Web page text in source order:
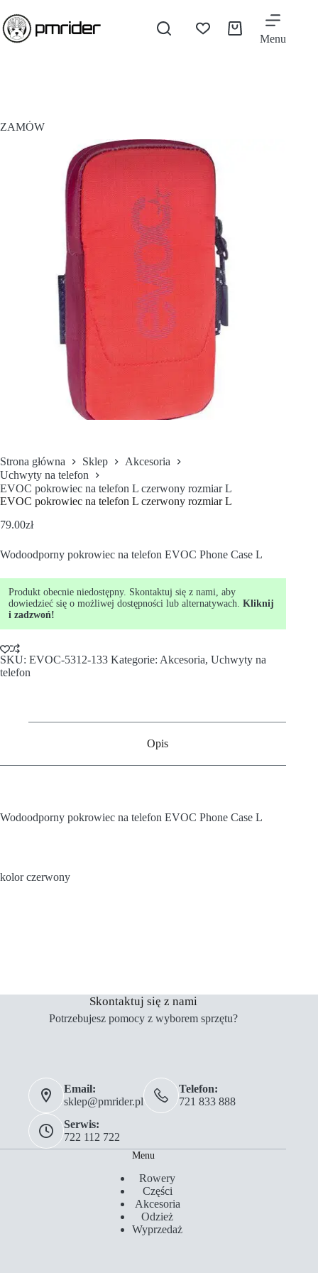
Menu
ZAMÓW
Strona główna Sklep
Akcesoria
Uchwyty na telefon
EVOC pokrowiec na telefon L czerwony rozmiar L
EVOC pokrowiec na telefon L czerwony rozmiar L
79.00zł
Wodoodporny pokrowiec na telefon EVOC Phone Case L
Produkt obecnie niedostępny. Skontaktuj się z nami, aby
dowiedzieć się o możliwej dostępności lub alternatywach. Kliknij
i zadzwoń!
SKU: EVOC-5312-133 Kategorie: Akcesoria, Uchwyty na
telefon
Opis
Wodoodporny pokrowiec na telefon EVOC Phone Case L
kolor czerwony
Skontaktuj się z nami
Potrzebujesz pomocy z wyborem sprzętu?
Email:
sklep@pmrider.pl
Telefon:
721 833 888
Serwis:
722 112 722
Menu
Rowery
Części
Akcesoria
Odzież
Wyprzedaż